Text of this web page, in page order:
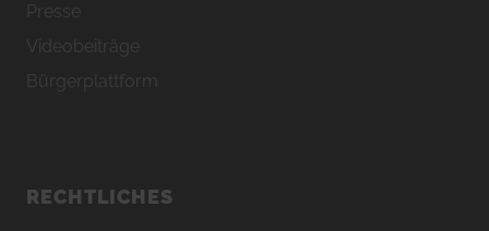
Presse
Videobeiträge
Bürgerplattform
RECHTLICHES